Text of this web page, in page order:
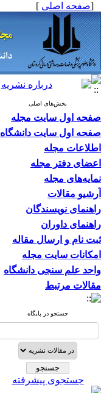
[صفحه اصلی ]
بخش‌های اصلی
صفحه اول سایت مجله
صفحه اول سایت دانشگاه
اطلاعات مجله
اعضای دفتر مجله
نمایه‌های مجله
آرشیو مقالات
راهنمای نویسندگان
راهنمای داوران
ثبت نام و ارسال مقاله
امکانات سایت مجله
واحد علم سنجی دانشگاه
مقالات مرتبط
جستجو در پایگاه
جستجوی پیشرفته